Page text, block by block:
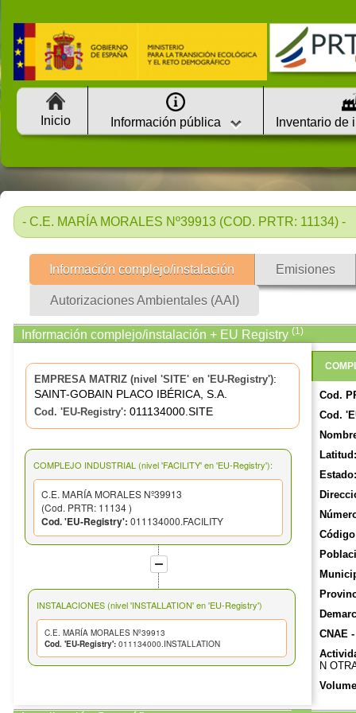
Inicio Información pública Inventario de
- C.E. MARÍA MORALES Nº39913 (COD. PRTR: 11134) -
Información complejo/instalación Emisiones
Autorizaciones Ambientales (AAI)
Información complejo/instalación + EU Registry (1)
EMPRESA MATRIZ (nivel 'SITE' en 'EU-Registry'):
SAINT-GOBAIN PLACO IBÉRICA, S.A.
Cod. 'EU-Registry': 011134000.SITE
COMPLEJO INDUSTRIAL (nivel 'FACILITY' en 'EU-Registry'):
C.E. MARÍA MORALES Nº39913
(Cod. PRTR: 11134 )
Cod. 'EU-Registry': 011134000.FACILITY
INSTALACIONES (nivel 'INSTALLATION' en 'EU-Registry')
C.E. MARÍA MORALES Nº39913
Cod. 'EU-Registry': 011134000.INSTALLATION
Cod.
Cod.
Latitud:
Estado:
CNAE
N